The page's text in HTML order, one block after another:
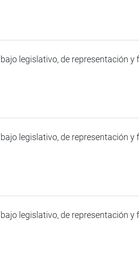
legislativo, de representación y
legislativo, de representación y
legislativo, de representación y